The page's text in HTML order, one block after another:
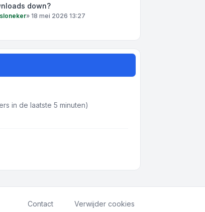
down?
» 18 mei 2026 13:27
in de laatste 5 minuten)
Contact Verwijder cookies